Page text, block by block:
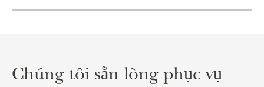
Chúng tôi sẵn lòng phục vụ